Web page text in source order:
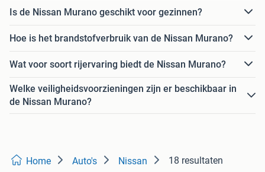
Is de Nissan Murano geschikt voor gezinnen?
Hoe is het brandstofverbruik van de Nissan Murano?
Wat voor soort rijervaring biedt de Nissan Murano?
Welke veiligheidsvoorzieningen zijn er beschikbaar in
de Nissan Murano?
Home Auto's Nissan 18 resultaten